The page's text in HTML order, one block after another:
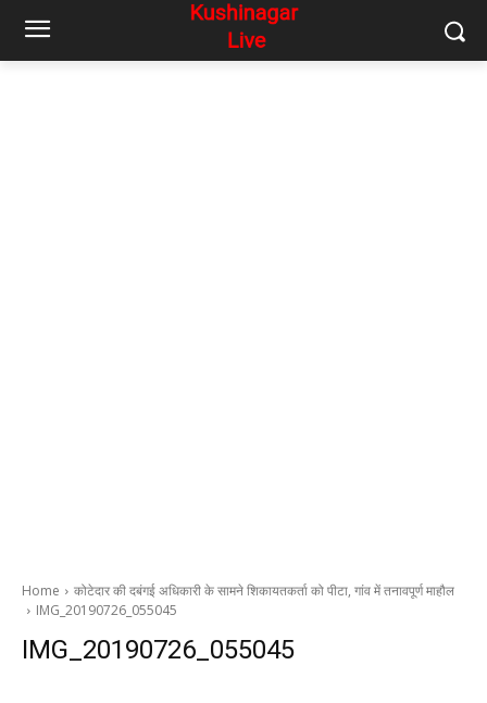
Home
कोटेदार की दबंगई अधिकारी के सामने शिकायतकर्ता को पीटा, गांव में तनावपूर्ण माहौल
IMG_20190726_055045
IMG_20190726_055045